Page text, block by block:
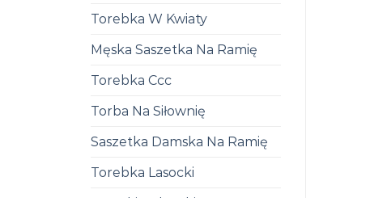
Torebka W Kwiaty
Męska Saszetka Na Ramię
Torebka Ccc
Torba Na Siłownię
Saszetka Damska Na Ramię
Torebka Lasocki